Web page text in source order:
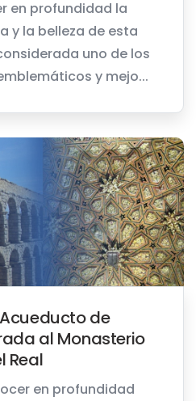
en profundidad la
y la belleza de esta
uno de los
y mejo...
de
al Monasterio
Real
en profundidad